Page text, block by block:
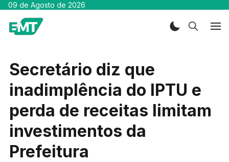
09 de Agosto de 2026
Secretário diz que
inadimplência do IPTU e
perda de receitas limitam
investimentos da
Prefeitura